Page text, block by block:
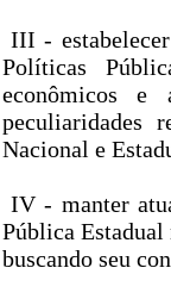
III -
Políticas
econômicos e
peculiaridades
Nacional e
IV - manter
Pública Estadual
buscando seu